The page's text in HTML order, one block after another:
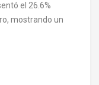
el 26.6%
mostrando un